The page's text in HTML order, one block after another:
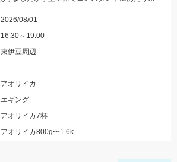
2026/08/01
16:30～19:00
東伊豆周辺
アオリイカ
エギング
アオリイカ7杯
アオリイカ800g〜1.6k